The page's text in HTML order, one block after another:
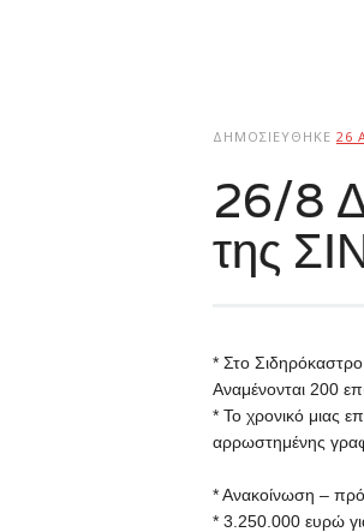
ΔΗΜΟΣΙΕΎΘΗΚΕ 26
26/8
της
* Στο
Αναμένονται 200
* Το χρονικό μιας
αρρωστημένης
* Ανακοίνωση –
* 3.250.000 ευρώ